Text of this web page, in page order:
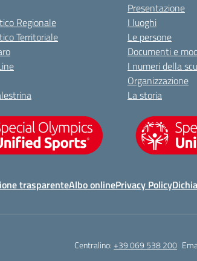
Regionale
Territoriale
Presentazione
I luoghi
Le persone
Documenti e
I numeri della
Organizzazione
La storia
trasparenteAlbo onlinePrivacy Policy
Centralino:+39 069 538 200